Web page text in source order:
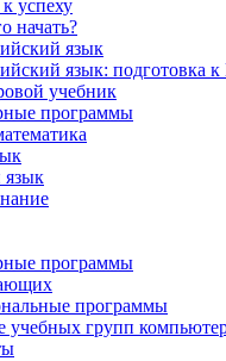
успеху
начать?
язык
язык: подготовка
учебник
программы
язык
программы
программы
учебных групп